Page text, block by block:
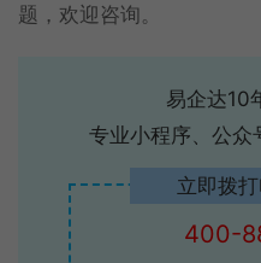
题，欢迎咨询。
易企达10
专业小程序、公众
立即拨
400-